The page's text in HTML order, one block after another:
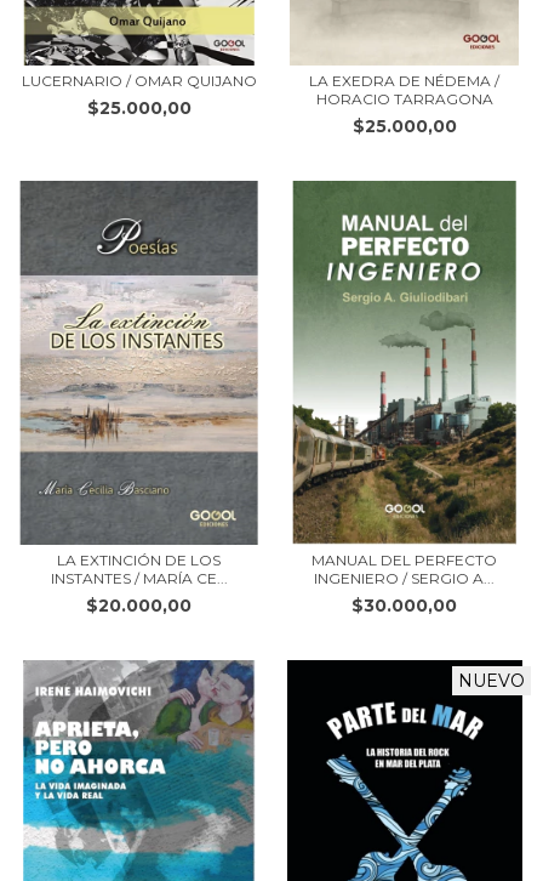
LUCERNARIO / OMAR QUIJANO
$25.000,00
LA EXEDRA DE NÉDEMA /
HORACIO TARRAGONA
$25.000,00
LA EXTINCIÓN DE LOS
INSTANTES / MARÍA CE...
$20.000,00
MANUAL DEL PERFECTO
INGENIERO / SERGIO A...
$30.000,00
NUEVO